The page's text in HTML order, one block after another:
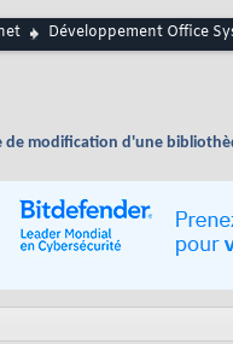
Développement Office
de modification d'une